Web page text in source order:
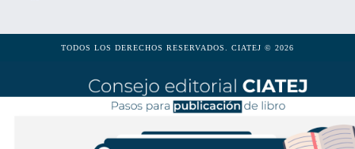
TODOS LOS DERECHOS RESERVADOS. CIATEJ © 2026